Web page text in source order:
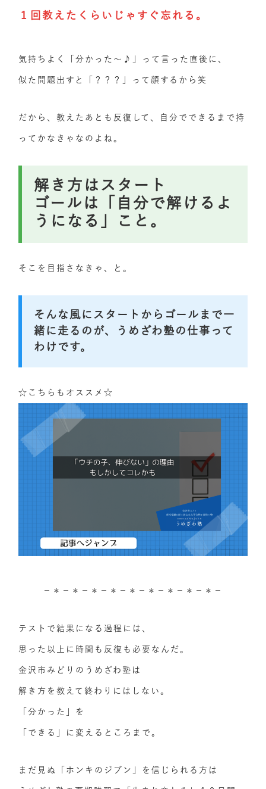
１回教えたくらいじゃすぐ忘れる。
気持ちよく「分かった〜♪」って言った直後に、
似た問題出すと「？？？」って顔するから笑
だから、教えたあとも反復して、自分でできるまで持
ってかなきゃなのよね。
解き方はスタート
ゴールは「自分で解けるよ
うになる」こと。
そこを目指さなきゃ、と。
そんな風にスタートからゴールまで一
緒に走るのが、うめざわ塾の仕事って
わけです。
☆こちらもオススメ☆
－＊－＊－＊－＊－＊－＊－＊－＊－＊－
テストで結果になる過程には、
思った以上に時間も反復も必要なんだ。
金沢市みどりのうめざわ塾は
解き方を教えて終わりにはしない。
「分かった」を
「できる」に変えるところまで。
まだ見ぬ「ホンキのジブン」を信じられる方は​